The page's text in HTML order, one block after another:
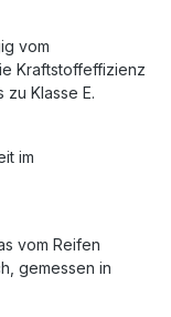
vom
Kraftstoffeffizienz
Klasse E.
im
vom Reifen
gemessen in